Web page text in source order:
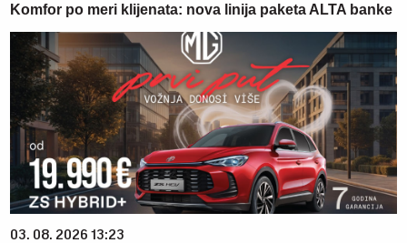
Komfor po meri klijenata: nova linija paketa ALTA banke
03. 08. 2026 13:23